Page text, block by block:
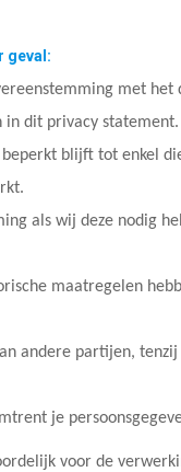
geval:
met
in dit privacy statement.
blijft tot enkel
als wij deze nodig
maatregelen
andere partijen,
je
voor de